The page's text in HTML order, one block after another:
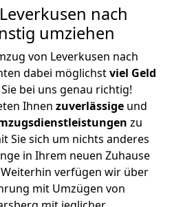
nach
umziehen
von Leverkusen nach
dabei möglichstviel Geld
bei uns genau richtig!
Ihnen zuverlässige und
zu
Sie sich um nichts anderes
in Ihrem neuen Zuhause
verfügen wir über
mit Umzügen von